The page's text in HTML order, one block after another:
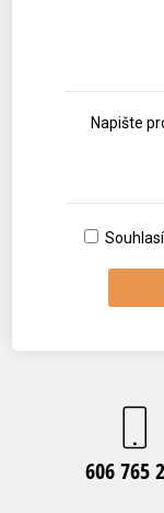
Napište
606 765